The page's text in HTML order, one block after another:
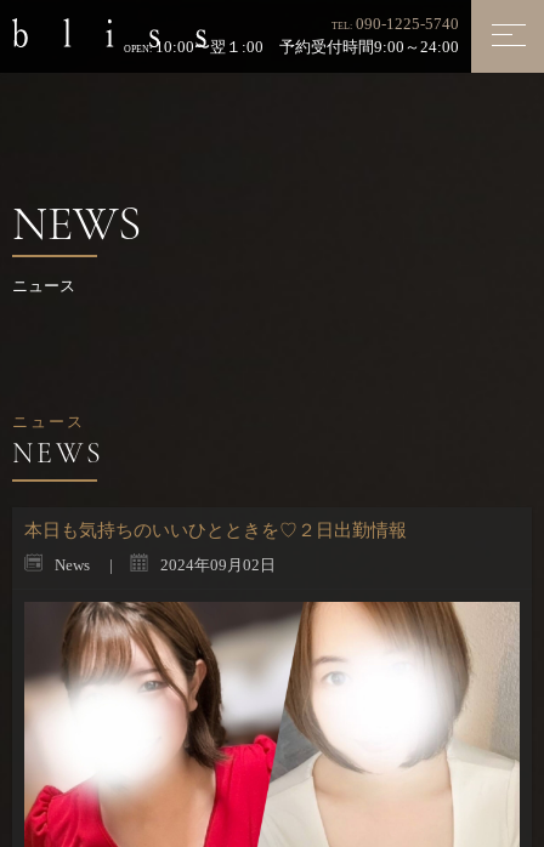
TEL: 090-1225-5740
OPEN:10:00〜翌１:00 予約受付時間9:00～24:00
NEWS
ニュース
ニュース
本日も気持ちのいいひとときを♡２日出勤情報
News 2024年09月02日